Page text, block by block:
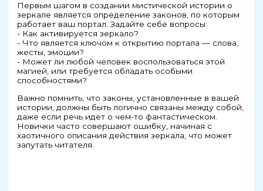
Первым шагом в создании мистической истории о
зеркале является определение законов, по которым
работает ваш портал. Задайте себе вопросы:
- Как активируется зеркало?
- Что является ключом к открытию портала — слова,
жесты, эмоции?
- Может ли любой человек воспользоваться этой
магией, или требуется обладать особыми
способностями?
Важно помнить, что законы, установленные в вашей
истории, должны быть логично связаны между собой,
даже если речь идет о чем-то фантастическом.
Новички часто совершают ошибку, начиная с
хаотичного описания действия зеркала, что может
запутать читателя.